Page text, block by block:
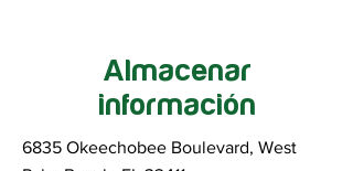
Almacenar
información
6835 Okeechobee Boulevard, West